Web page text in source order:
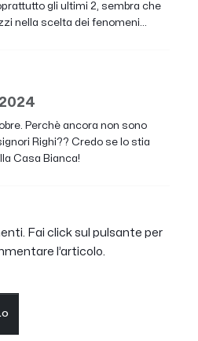
gli ultimi 2, sembra che
nella scelta dei fenomeni...
Perchè ancora non sono
Righi?? Credo se lo stia
Casa Bianca!
Fai click sul pulsante per
l’articolo.